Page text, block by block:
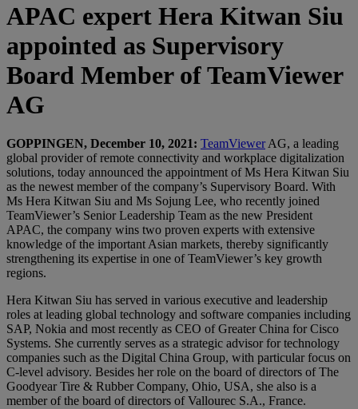
APAC expert Hera Kitwan Siu
appointed as Supervisory
Board Member of TeamViewer
AG
GOPPINGEN, December 10, 2021: TeamViewerAG, a leading
global provider of remote connectivity and workplace digitalization
solutions, today announced the appointment of Ms Hera Kitwan Siu
as the newest member of the company’s Supervisory Board. With
Ms Hera Kitwan Siu and Ms Sojung Lee, who recently joined
TeamViewer’s Senior Leadership Team as the new President
APAC, the company wins two proven experts with extensive
knowledge of the important Asian markets, thereby significantly
strengthening its expertise in one of TeamViewer’s key growth
regions.
Hera Kitwan Siu has served in various executive and leadership
roles at leading global technology and software companies including
SAP, Nokia and most recently as CEO of Greater China for Cisco
Systems. She currently serves as a strategic advisor for technology
companies such as the Digital China Group, with particular focus on
C-level advisory. Besides her role on the board of directors of The
Goodyear Tire & Rubber Company, Ohio, USA, she also is a
member of the board of directors of Vallourec S.A., France.